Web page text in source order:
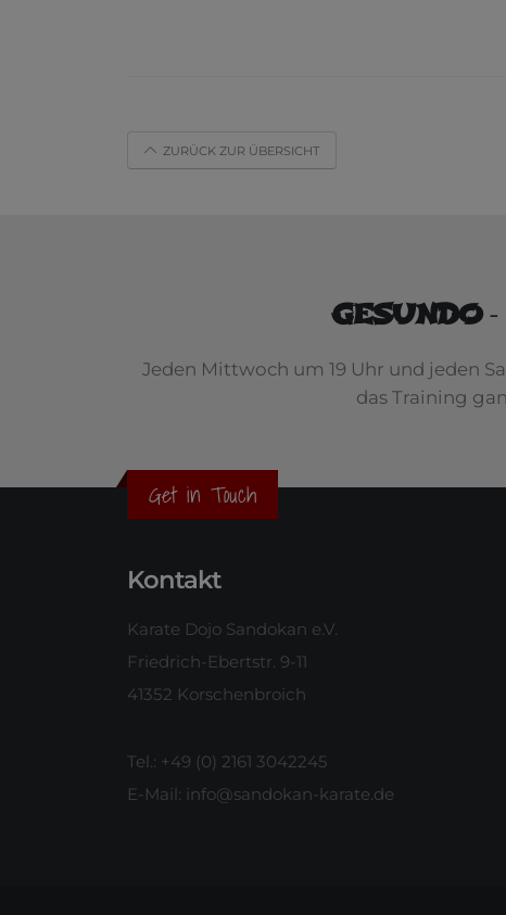
ZURÜCK ZUR ÜBERSICHT
GESUNDO-
Jeden Mittwoch um 19 Uhr und jeden
das Training
Get in Touch
Kontakt
Karate Dojo Sandokan e.V.
Friedrich-Ebertstr. 9-11
41352 Korschenbroich
Tel.: +49 (0) 2161 3042245
E-Mail: info@sandokan-karate.de